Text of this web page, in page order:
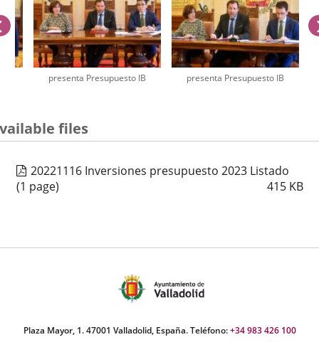
presenta Presupuesto IB presenta Presupuesto IB
previus
files
20221116 Inversiones presupuesto 2023 Listado
415 KB
(1 page)
Plaza Mayor, 1. 47001 Valladolid, España. Teléfono:+34 983 426 100